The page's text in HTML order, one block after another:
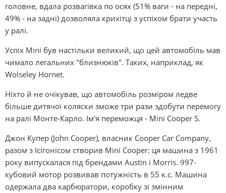
головне, вдала розвагівка по осях (51% ваги - на передні,
49% - на задні) дозволяла крихітці з успіхом брати участь
у ралі.
Успіх Mіnі був настільки великий, що цей автомобіль мав
чимало легальних "близнюків". Таких, наприклад, як
Wolseley Hornet.
Ніхто й не очікував, що автомобіль розміром ледве
більше дитячої коляски зможе три рази здобути перемогу
на ралі Монте-Карло. Ім'я переможця - Mіnі Cooper S.
Джон Купер (John Cooper), власник Cooper Car Company,
разом з Ісігонісом створив Mіnі Cooper: ця машина з 1961
року випускалася під брендами Austіn і Morrіs. 997-
кубовий мотор розвивав потужність в 55 к.с. Машина
одержала два карбюратори, коробку зі змінним